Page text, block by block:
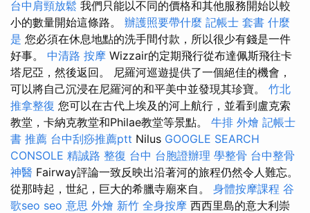
台中肩頸放鬆 我們只能以不同的價格和其他服務開始以較
小的數量開始這條路。 辦護照要帶什麼 記帳士 套書 什麼
是 您必須在休息地點的洗手間付款，所以很少有錢是一件
好事。 中清路 按摩 Wizzair的定期飛行從布達佩斯飛往卡
塔尼亞，然後返回。 尼羅河巡遊提供了一個絕佳的機會，
可以將自己沉浸在尼羅河的和平美中並發現其珍寶。 竹北
推拿整復 您可以在古代上埃及的河上航行，並看到盧克索
教堂，卡納克教堂和Philae教堂等景點。 牛排 外燴 記帳士
書 推薦 台中刮痧推薦ptt Nilus GOOGLE SEARCH
CONSOLE 精誠路 整復 台中 台胞證辦理 學整骨 台中整骨
神醫 Fairway評論一致反映出沿著河的旅程仍然令人難忘。
從那時起，世紀，巨大的希臘寺廟來自。 身體按摩課程 谷
歌seo seo 意思 外燴 新竹 全身按摩 西西里島的意大利崇